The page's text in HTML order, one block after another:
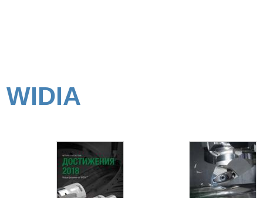
WIDIA